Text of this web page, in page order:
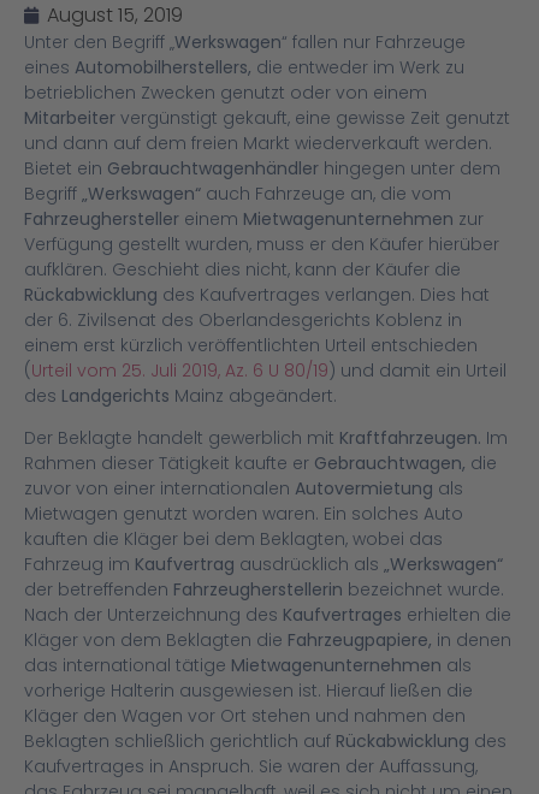
August 15, 2019
Unter den Begriff „Werkswagen“ fallen nur Fahrzeuge
eines Automobilherstellers, die entweder im Werk zu
betrieblichen Zwecken genutzt oder von einem
Mitarbeiter vergünstigt gekauft, eine gewisse Zeit genutzt
und dann auf dem freien Markt wiederverkauft werden.
Bietet ein Gebrauchtwagenhändler hingegen unter dem
Begriff „Werkswagen“ auch Fahrzeuge an, die vom
Fahrzeughersteller einem Mietwagenunternehmen zur
Verfügung gestellt wurden, muss er den Käufer hierüber
aufklären. Geschieht dies nicht, kann der Käufer die
Rückabwicklung des Kaufvertrages verlangen. Dies hat
der 6. Zivilsenat des Oberlandesgerichts Koblenz in
einem erst kürzlich veröffentlichten Urteil entschieden
(Urteil vom 25. Juli 2019, Az. 6 U 80/19) und damit ein Urteil
des Landgerichts Mainz abgeändert.
Der Beklagte handelt gewerblich mit Kraftfahrzeugen. Im
Rahmen dieser Tätigkeit kaufte er Gebrauchtwagen, die
zuvor von einer internationalen Autovermietung als
Mietwagen genutzt worden waren. Ein solches Auto
kauften die Kläger bei dem Beklagten, wobei das
Fahrzeug im Kaufvertrag ausdrücklich als „Werkswagen“
der betreffenden Fahrzeugherstellerin bezeichnet wurde.
Nach der Unterzeichnung des Kaufvertrages erhielten die
Kläger von dem Beklagten die Fahrzeugpapiere, in denen
das international tätige Mietwagenunternehmen als
vorherige Halterin ausgewiesen ist. Hierauf ließen die
Kläger den Wagen vor Ort stehen und nahmen den
Beklagten schließlich gerichtlich auf Rückabwicklung des
Kaufvertrages in Anspruch. Sie waren der Auffassung,